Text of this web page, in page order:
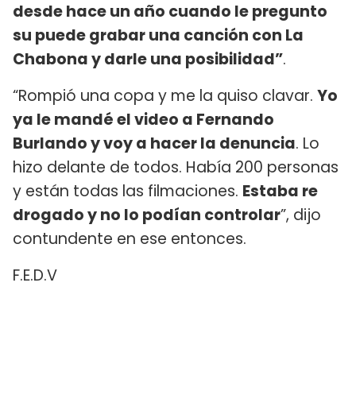
desde hace un año cuando le pregunto
su puede grabar una canción con La
Chabona y darle una posibilidad”.
“Rompió una copa y me la quiso clavar. Yo
ya le mandé el video a Fernando
Burlando y voy a hacer la denuncia. Lo
hizo delante de todos. Había 200 personas
y están todas las filmaciones. Estaba re
drogado y no lo podían controlar”, dijo
contundente en ese entonces.
F.E.D.V